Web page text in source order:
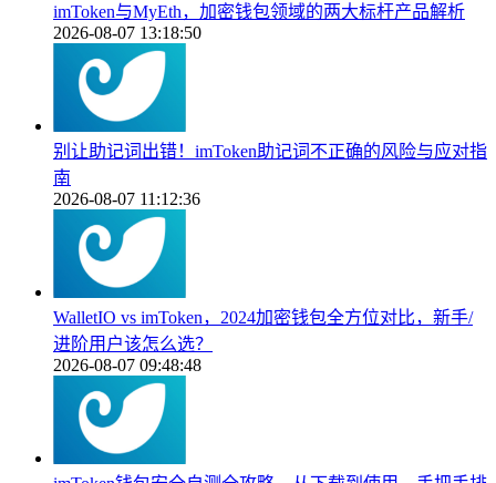
imToken与MyEth，加密钱包领域的两大标杆产品解析
2026-08-07 13:18:50
别让助记词出错！imToken助记词不正确的风险与应对指
南
2026-08-07 11:12:36
WalletIO vs imToken，2024加密钱包全方位对比，新手/
进阶用户该怎么选？
2026-08-07 09:48:48